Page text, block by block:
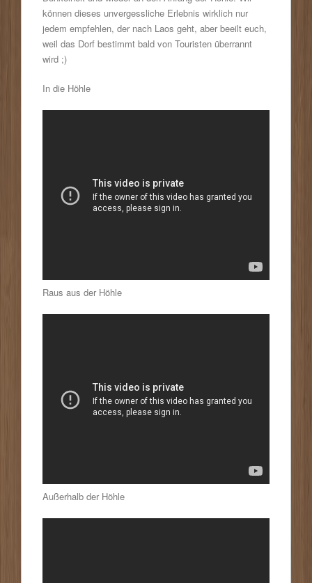
können dieses unvergessliche Erlebnis wirklich nur
jedem empfehlen, der nach Laos geht, aber beeilt euch,
weil das Dorf bestimmt bald von Touristen überrannt
wird ;)
In die Höhle
Raus aus der Höhle
Außerhalb der Höhle